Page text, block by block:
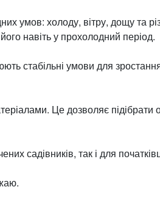
умов: холоду, вітру, дощу та
навіть у прохолодний період.
стабільні умови для
Це дозволяє
садівників, так і для